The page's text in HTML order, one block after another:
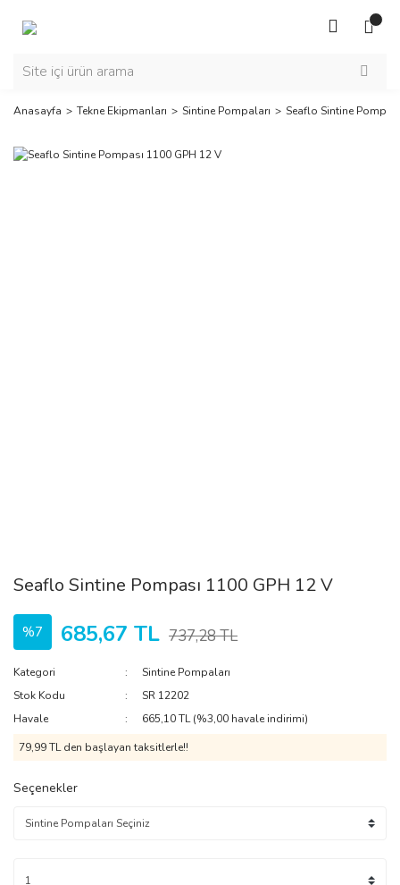
Anasayfa Tekne Ekipmanları Sintine Pompaları Seaflo Sintine
Seaflo Sintine Pompası 1100 GPH 12 V
%7 685,67 TL 737,28 TL
Kategori
Sintine Pompaları
Stok Kodu
SR 12202
Havale
665,10 TL (%3,00 havale indirimi)
79,99 TL den başlayan taksitlerle!!
Seçenekler